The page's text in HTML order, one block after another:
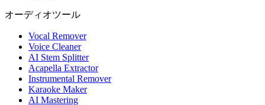
オーディオツール
Vocal Remover
Voice Cleaner
AI Stem Splitter
Acapella Extractor
Instrumental Remover
Karaoke Maker
AI Mastering